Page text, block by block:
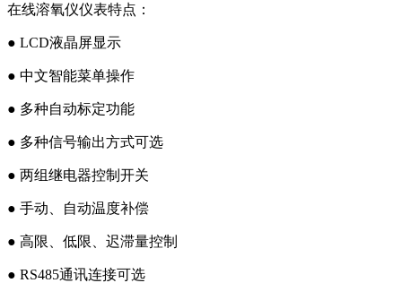
在线溶氧仪仪表特点：
● LCD液晶屏显示
● 中文智能菜单操作
● 多种自动标定功能
● 多种信号输出方式可选
● 两组继电器控制开关
● 手动、自动温度补偿
● 高限、低限、迟滞量控制
● RS485通讯连接可选